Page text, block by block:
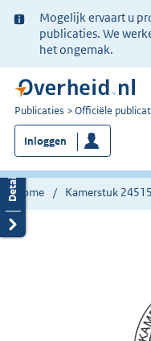
Ter
informatie:
Mogelijk ervaart u
publicaties. We
het ongemak.
U
bent
nu
hier:
Publicaties Officiële
Inloggen
Home Kamerstuk